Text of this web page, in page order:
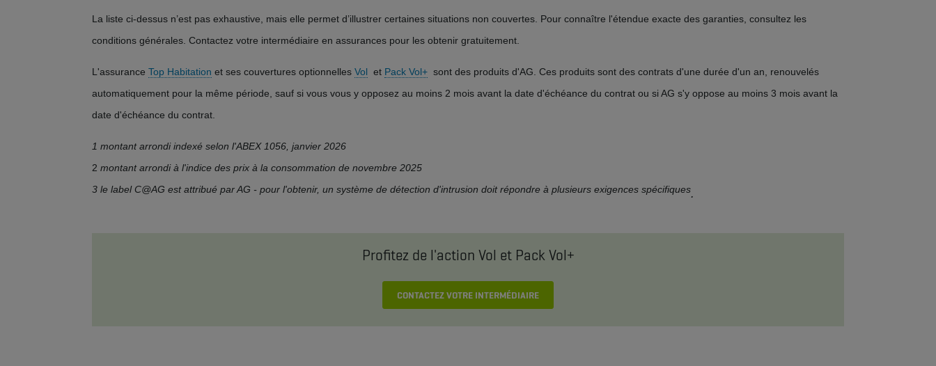
La liste ci-dessus n’est pas exhaustive, mais elle permet d’illustrer certaines situations non couvertes. Pour connaître l'étendue exacte des garanties, consultez les
conditions générales. Contactez votre intermédiaire en assurances pour les obtenir gratuitement.
L'assurance Top Habitation et ses couvertures optionnelles Vol et Pack Vol+ sont des produits d'AG. Ces produits sont des contrats d'une durée d'un an, renouvelés
automatiquement pour la même période, sauf si vous vous y opposez au moins 2 mois avant la date d'échéance du contrat ou si AG s'y oppose au moins 3 mois avant la
date d'échéance du contrat.
1 montant arrondi indexé selon l'ABEX 1056, janvier 2026
2 montant arrondi à l'indice des prix à la consommation de novembre 2025
3 le label C@AG est attribué par AG - pour l'obtenir, un système de détection d'intrusion doit répondre à plusieurs exigences spécifiques.
Profitez de l'action Vol et Pack Vol+
CONTACTEZ VOTRE INTERMÉDIAIRE